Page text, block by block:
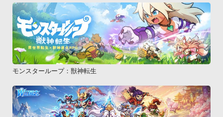
モンスターループ：獣神転生